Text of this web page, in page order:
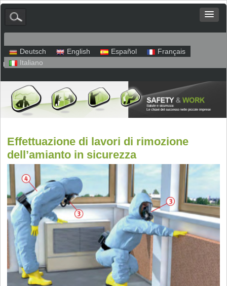
Deutsch English Español
Français
Italiano
Mappa del sito
Effettuazione di lavori di rimozione
dell’amianto in sicurezza